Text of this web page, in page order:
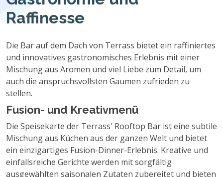
Raffinesse
Die Bar auf dem Dach von Terrass bietet ein raffiniertes
und innovatives gastronomisches Erlebnis mit einer
Mischung aus Aromen und viel Liebe zum Detail, um
auch die anspruchsvollsten Gaumen zufrieden zu
stellen.
Fusion- und Kreativmenü
Die Speisekarte der Terrass' Rooftop Bar ist eine subtile
Mischung aus Küchen aus der ganzen Welt und bietet
ein einzigartiges Fusion-Dinner-Erlebnis. Kreative und
einfallsreiche Gerichte werden mit sorgfältig
ausgewählten saisonalen Zutaten zubereitet und bieten